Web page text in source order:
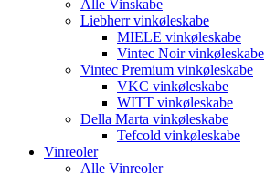
Alle Vinskabe
Liebherr vinkøleskabe
MIELE vinkøleskabe
Vintec Noir vinkøleskabe
Vintec Premium vinkøleskabe
VKC vinkøleskabe
WITT vinkøleskabe
Della Marta vinkøleskabe
Tefcold vinkøleskabe
Vinreoler
Alle Vinreoler